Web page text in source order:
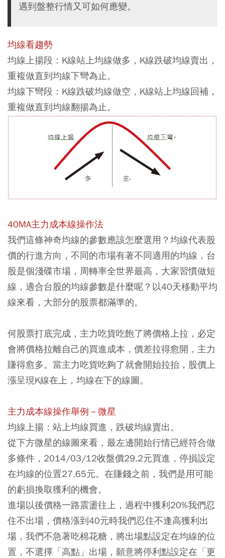
遇到盤整行情又可如何應變。
均線看趨勢
均線上揚段：K線站上均線做多，K線跌破均線賣出，
重複做直到均線下彎為止。
均線下彎段：K線跌破均線做空，K線站上均線回補，
重複做直到均線翻揚為止。
40MA主力成本線操作法
我們這條神奇均線的參數應該怎麼選用？均線代表股
價的行進方向，不同的市場有著不同適用的均線，台
股是個淺碟市場，周轉率全世界最高，大家習慣做短
線，適合台股的均線參數是什麼呢？以40天移動平均
線來看，大部分的股票都滿準的。
何股票打底完成，主力吃貨吃飽了將價格上拉，必定
會將價格拉離自己的買進成本，價差拉得愈開，主力
賺得愈多。當主力吃貨吃夠了就會開始拉抬，股價上
漲呈現K線在上，均線在下的線圖。
主力成本線操作舉例－微星
均線上揚：站上均線買進，跌破均線賣出。
從下方微星的線圖來看，最左邊開始行情已經符合做
多條件，2014/03/12收盤價29.2元買進，停損設定
在均線的位置27.65元。在賺錢之前，我們是用可能
的虧損換取獲利的機會。
進場以後價格一路震盪往上，過程中獲利20%我們忍
住不出場，價格漲到40元時我們忍住不逢高獲利出
場，我們不急著吃棉花糖，將出場點設定在均線的位
置，不選擇「高點」出場，願意將停利點設定在「更